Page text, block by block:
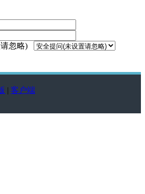
忽略)
| 客户端